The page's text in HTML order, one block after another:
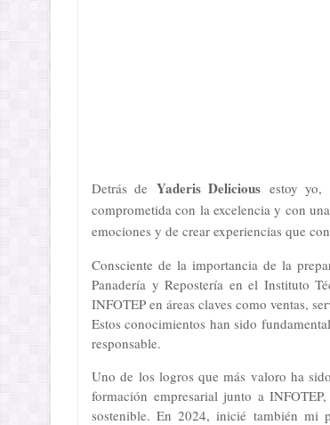
Detrás de Yaderis Delicious estoy yo,
comprometida con la excelencia y con
emociones y de crear experiencias que
Consciente de la importancia de la
Panadería y Repostería en el Instituto
INFOTEP en áreas claves como ventas,
Estos conocimientos han sido
responsable.
Uno de los logros que más valoro ha
formación empresarial junto a
sostenible. En 2024, inicié también mi